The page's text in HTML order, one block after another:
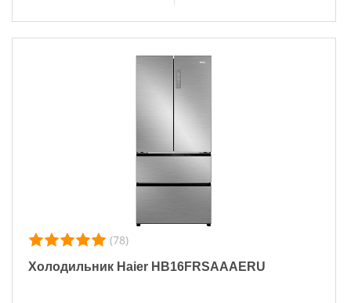
(78)
Холодильник Haier HB16FRSAAAERU